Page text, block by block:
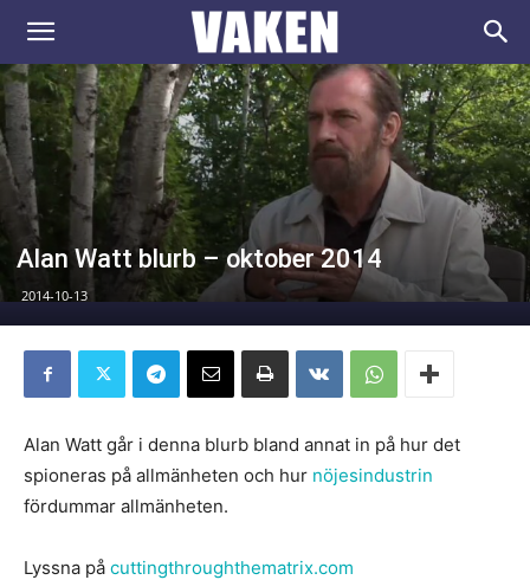
VAKEN.se
Alan Watt blurb – oktober 2014
2014-10-13
Alan Watt går i denna blurb bland annat in på hur det
spioneras på allmänheten och hur nöjesindustrin
fördummar allmänheten.
Lyssna på cuttingthroughthematrix.com